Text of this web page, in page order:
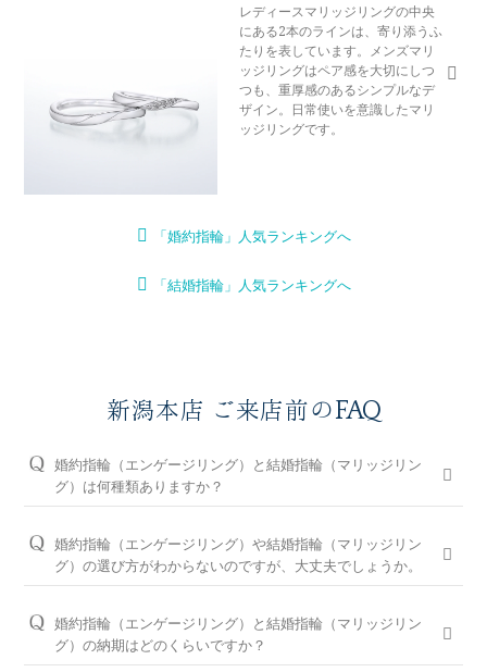
レディースマリッジリングの中央
にある2本のラインは、寄り添うふ
たりを表しています。メンズマリ
ッジリングはペア感を大切にしつ
つも、重厚感のあるシンプルなデ
ザイン。日常使いを意識したマリ
ッジリングです。
「婚約指輪」人気ランキングへ
「結婚指輪」人気ランキングへ
新潟本店 ご来店前のFAQ
婚約指輪（エンゲージリング）と結婚指輪（マリッジリン
グ）は何種類ありますか？
のデザインや、シンプルからゴージャスまで、豊富なラインナ
ップをご用意しております。オプションを組み合わせると数万
通りの中から、おふたりらしさを叶える婚約指輪と結婚指輪を
※ホームページで掲載しているのは一部の商品です。
婚約指輪（エンゲージリング）や結婚指輪（マリッジリン
グ）の選び方がわからないのですが、大丈夫でしょうか。
ンシェルジュが、普段のイメージやライフスタイル、ご予算等
をお伺いして、ダイヤモンドとデザインをご提案させていただ
きます。
婚約指輪（エンゲージリング）と結婚指輪（マリッジリン
グ）の納期はどのくらいですか？